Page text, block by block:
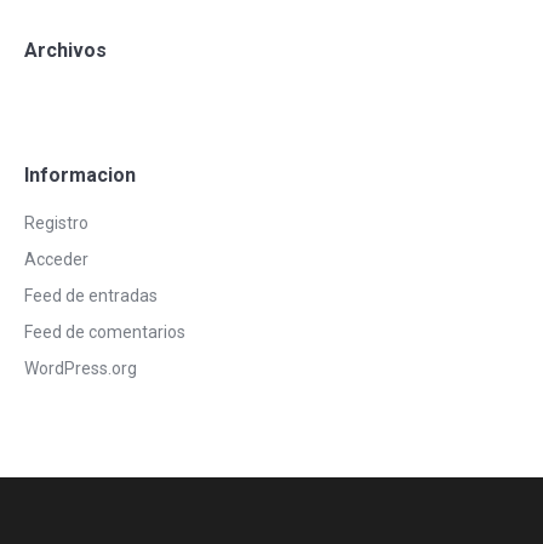
Archivos
Informacion
Registro
Acceder
Feed de entradas
Feed de comentarios
WordPress.org